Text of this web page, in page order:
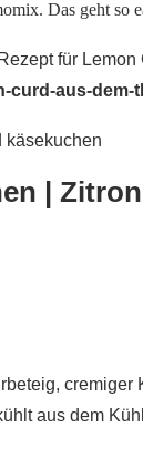
Das geht so
für
curd-aus-dem-
|
aus dem